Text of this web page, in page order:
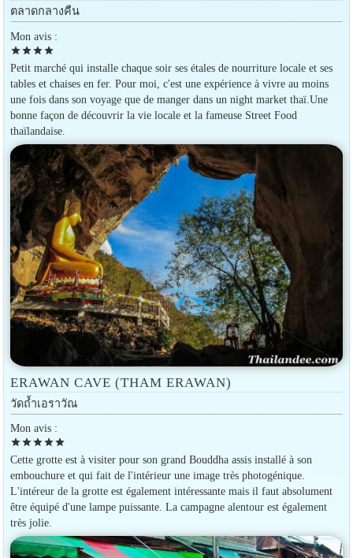
ตลาดกลางคืน
Mon avis :
starstarstarstar
Petit marché qui installe chaque soir ses étales de nourriture locale et ses
tables et chaises en fer. Pour moi, c'est une expérience à vivre au moins
une fois dans son voyage que de manger dans un night market thaï.Une
bonne façon de découvrir la vie locale et la fameuse Street Food
thaïlandaise.
ERAWAN CAVE (THAM ERAWAN)
วัดถ้ำเอราวัณ
Mon avis :
starstarstarstarstar
Cette grotte est à visiter pour son grand Bouddha assis installé à son
embouchure et qui fait de l'intérieur une image très photogénique.
L'intéreur de la grotte est également intéressante mais il faut absolument
être équipé d'une lampe puissante. La campagne alentour est également
très jolie.